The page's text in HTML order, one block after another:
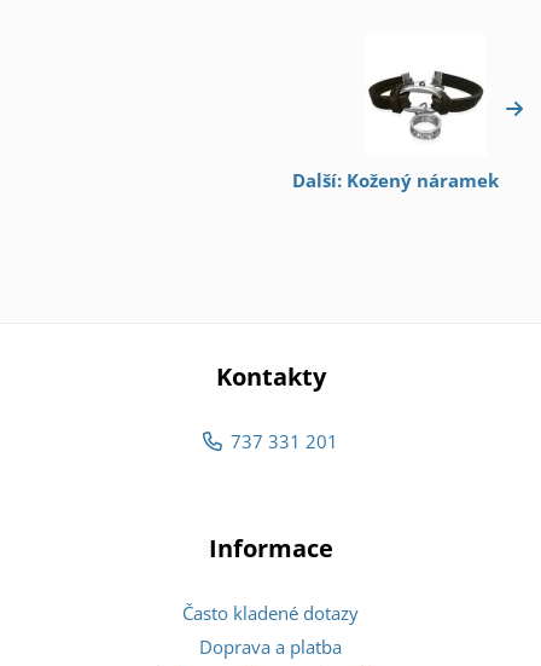
Další: Kožený náramek
Kontakty
737 331 201
Informace
Často kladené dotazy
Doprava a platba